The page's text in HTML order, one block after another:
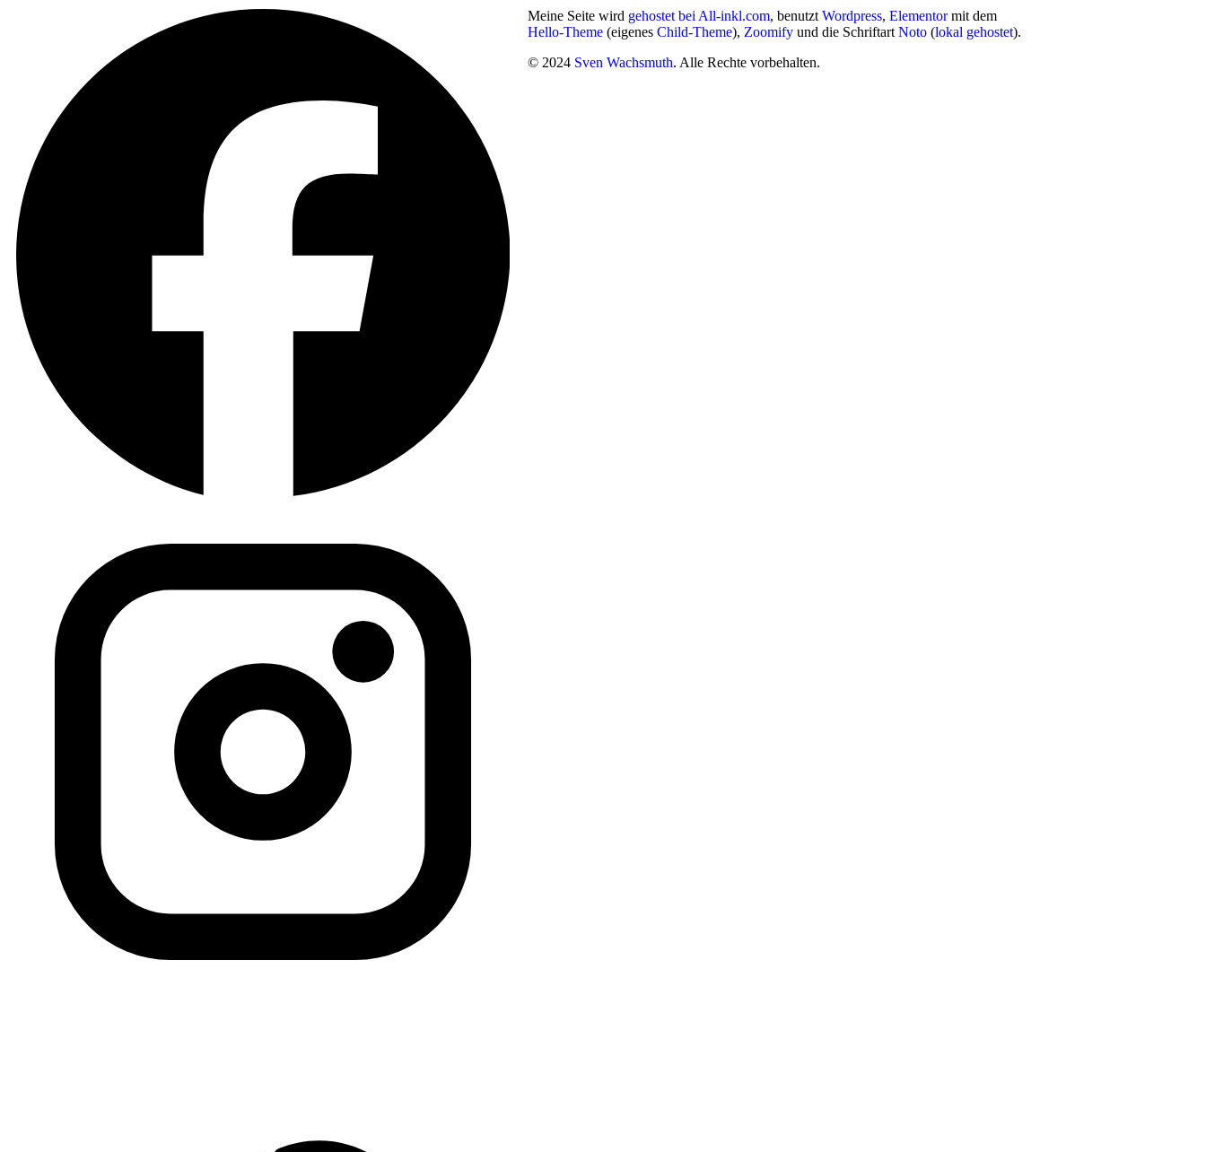
Meine Seite wird gehostet bei All-inkl.com, benutzt Wordpress, Elementormit dem
Hello-Theme (eigenes Child-Theme), Zoomify und die Schriftart Noto (lokal gehostet).
© 2024 Sven Wachsmuth. Alle Rechte vorbehalten.